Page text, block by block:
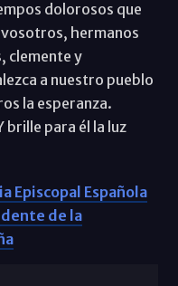
dolorosos que
hermanos
clemente y
a nuestro pueblo
la esperanza.
brille para él la luz
Episcopal Española
de la